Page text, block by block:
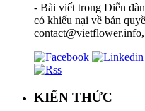
- Bài viết trong Diễn
có khiếu nại về bản
KIẾN THỨC